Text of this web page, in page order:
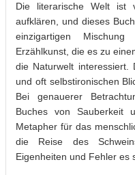
Die literarische Welt ist
aufklären, und dieses
einzigartigen
Erzählkunst, die es zu
die Naturwelt interessiert.
und oft selbstironischen
Bei genauerer
Buches von Sauberkeit
Metapher für das
die Reise des
Eigenheiten und Fehler es